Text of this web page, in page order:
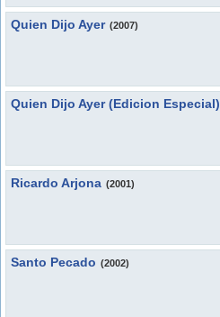
Quien Dijo Ayer (2007)
Quien Dijo Ayer (Edicion Especial)
Ricardo Arjona (2001)
Santo Pecado (2002)